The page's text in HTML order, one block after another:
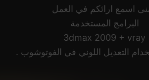
اسمع ارائكم في العمل
البرامج المستخدمة
3dmax 2009 + vray
التعديل اللوني في الفوتوشوب .